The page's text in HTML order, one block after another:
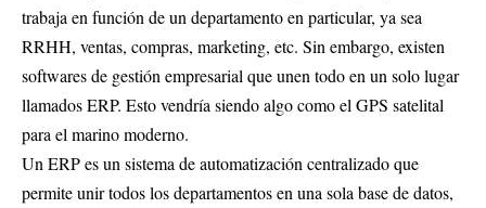
trabaja en función de un departamento en particular, ya sea
RRHH, ventas, compras, marketing, etc. Sin embargo, existen
softwares de gestión empresarial que unen todo en un solo lugar
llamados ERP. Esto vendría siendo algo como el GPS satelital
para el marino moderno.
Un ERP es un sistema de automatización centralizado que
permite unir todos los departamentos en una sola base de datos,